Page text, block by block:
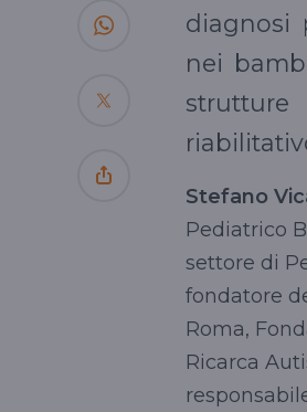
diagnosi
nei
Stefano
Pediatrico
settore di
fondatore
Roma,
Ricarca